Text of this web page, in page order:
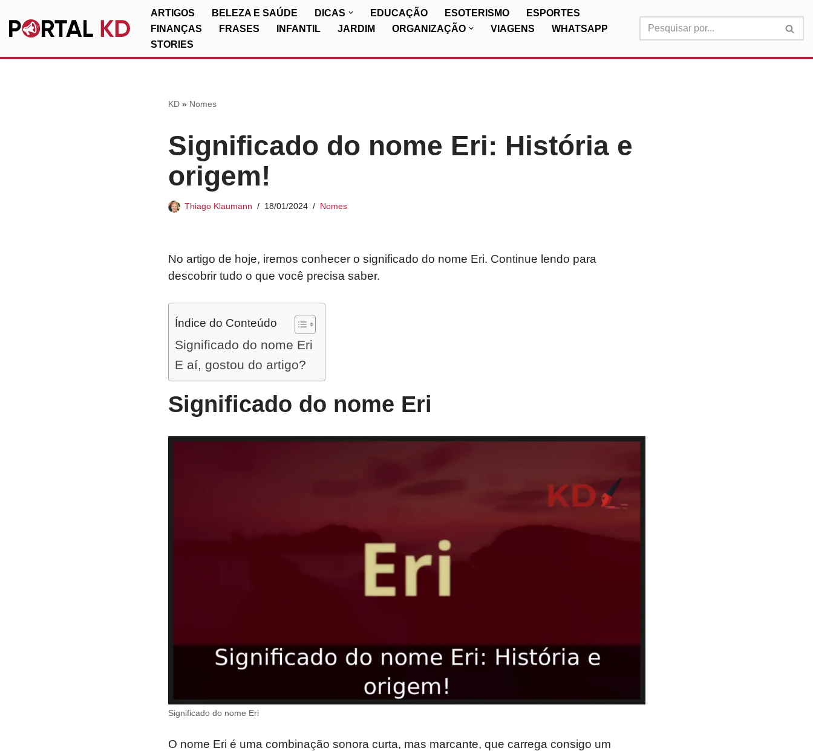
Pular
ARTIGOS BELEZA E SAÚDE DICAS EDUCAÇÃO ESOTERISMO
ESPORTES
FINANÇAS
FRASES INFANTIL JARDIM ORGANIZAÇÃO VIAGENS
WHATSAPP
STORIES
KD» Nomes
Significado do nome Eri: História e
origem!
Thiago Klaumann 18/01/2024 Nomes
No artigo de hoje, iremos conhecer o significado do nome Eri. Continue lendo para
descobrir tudo o que você precisa saber.
Índice do Conteúdo
Significado do nome Eri
E aí, gostou do artigo?
Significado do nome Eri
Significado do nome Eri
O nome Eri é uma combinação sonora curta, mas marcante, que carrega consigo um